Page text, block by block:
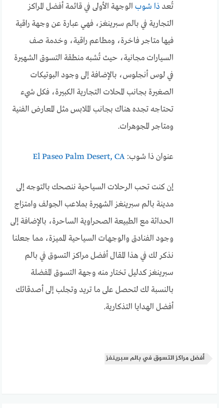
تُعد ذا شوب الوجهة الأولى في قائمة أفضل المراكز
التجارية في بالم سبرينغز، فهي عبارة عن وجهة راقية
فيها متاجر فاخرة، ومطاعم راقية، وخدمة صف
السيارات مجانية، حيث تُشبه منطقة التسوق الشهيرة
في لوس أنجلوس، بالإضافة إلى وجود البوتيكات
الصغيرة بجانب المحلات التجارية الكبيرة، فكل شيء
تحتاجه تجده هناك بجانب الملابس مثل المعارض الفنية
ومتاجر المجوهرات.
عنوان ذا شوب: El Paseo Palm Desert, CA
إن كنت تحب الرحلات السياحية ننصحك بالتوجه إلى
مدينة بالم سبرينغز الشهيرة بملاعب الجولف وامتزاج
الحداثة مع الطبيعة الصحراوية الساحرة، بالإضافة إلى
وجود الفنادق والوجهات السياحية المميزة، مما جعلنا
نذكر لك في هذا المقال أفضل مراكز التسوق في بالم
سبرينغز كدليل تختار منه وجهة التسوق المفضلة
بالنسبة لك لتحصل على ما تريد وتجلب إلى أصدقائك
أفضل الهدايا التذكارية.
أفضل مراكز التسوق في بالم سبرينغز